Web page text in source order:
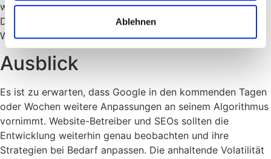
Ablehnen
während des gleichen Zeitraums stabil bei 100. Die
Diskrepanz verdeutlicht, dass die Volatilität nicht für alle
Webmaster gleich wahrgenommen wird.
Ausblick
Es ist zu erwarten, dass Google in den kommenden Tagen
oder Wochen weitere Anpassungen an seinem Algorithmus
vornimmt. Website-Betreiber und SEOs sollten die
Entwicklung weiterhin genau beobachten und ihre
Strategien bei Bedarf anpassen. Die anhaltende Volatilität